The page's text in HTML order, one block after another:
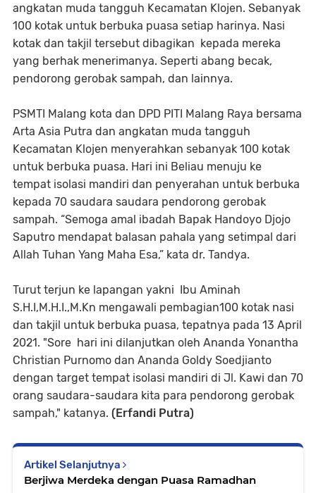
angkatan muda tangguh Kecamatan Klojen. Sebanyak
100 kotak untuk berbuka puasa setiap harinya. Nasi
kotak dan takjil tersebut dibagikan kepada mereka
yang berhak menerimanya. Seperti abang becak,
pendorong gerobak sampah, dan lainnya.
PSMTI Malang kota dan DPD PITI Malang Raya bersama
Arta Asia Putra dan angkatan muda tangguh
Kecamatan Klojen menyerahkan sebanyak 100 kotak
untuk berbuka puasa. Hari ini Beliau menuju ke
tempat isolasi mandiri dan penyerahan untuk berbuka
kepada 70 saudara saudara pendorong gerobak
sampah. “Semoga amal ibadah Bapak Handoyo Djojo
Saputro mendapat balasan pahala yang setimpal dari
Allah Tuhan Yang Maha Esa,” kata dr. Tandya.
Turut terjun ke lapangan yakni Ibu Aminah
S.H.I,M.H.I.,M.Kn mengawali pembagian100 kotak nasi
dan takjil untuk berbuka puasa, tepatnya pada 13 April
2021. "Sore hari ini dilanjutkan oleh Ananda Yonantha
Christian Purnomo dan Ananda Goldy Soedjianto
dengan target tempat isolasi mandiri di Jl. Kawi dan 70
orang saudara-saudara kita para pendorong gerobak
sampah," katanya. (Erfandi Putra)
Artikel Selanjutnya
Berjiwa Merdeka dengan Puasa Ramadhan